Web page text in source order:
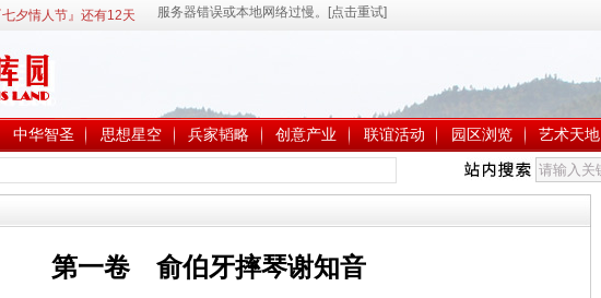
夕情人节』还有12天
中华智圣 思想星空 兵家韬略 创意产业 联谊活动 园区浏览 艺术天地
第一卷 俞伯牙摔琴谢知音